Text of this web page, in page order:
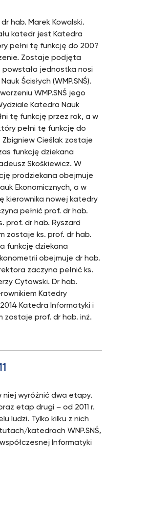
hab. Marek Kowalski.
katedr jest Katedra
pełni tę funkcję do 200?
Zostaje podjęta
powstała jednostka nosi
Ścisłych (WMP.SNŚ).
WMP.SNŚ jego
Katedra Nauk
tę funkcję przez rok, a w
pełni tę funkcję do
Zbigniew Cieślak zostaje
funkcję dziekana
Skośkiewicz. W
prodziekana obejmuje
Ekonomicznych, a w
kierownika nowej katedry
pełnić prof. dr hab.
prof. dr hab. Ryszard
zostaje ks. prof. dr hab.
a funkcję dziekana
obejmuje dr hab.
zaczyna pełnić ks.
Cytowski. Dr hab.
Katedry
Katedra Informatyki i
zostaje prof. dr hab. inż.
niej wyróżnić dwa etapy.
etap drugi – od 2011 r.
ludzi. Tylko kilku z nich
katedrach WNP.SNŚ,
Informatyki